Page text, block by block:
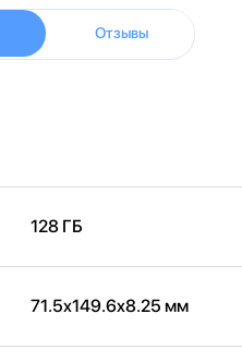
Отзывы
128 ГБ
71.5x149.6x8.25 мм